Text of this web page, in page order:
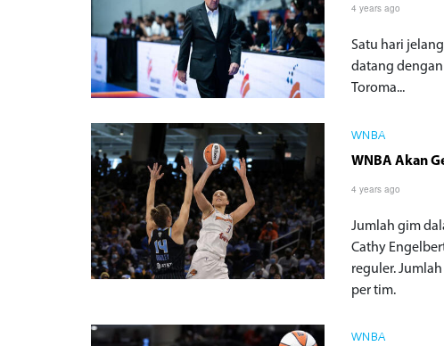
4 years ago
Satu hari
datang
Toroma...
WNBA
WNBA Akan
4 years ago
Jumlah gim
Cathy
reguler.
per tim.
WNBA